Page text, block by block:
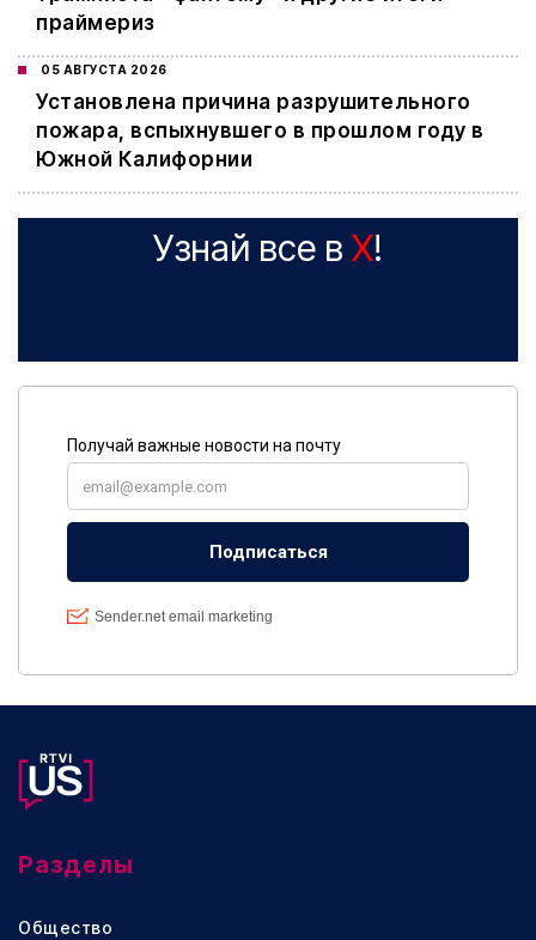
праймериз
05 АВГУСТА 2026
Установлена причина разрушительного
пожара, вспыхнувшего в прошлом году в
Южной Калифорнии
Узнай все в X!
Разделы
Общество